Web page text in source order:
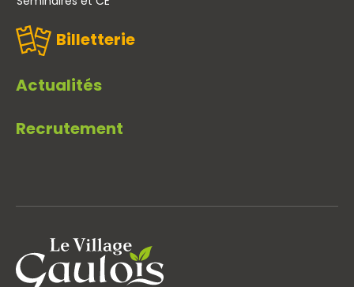
Billetterie
Actualités
Recrutement